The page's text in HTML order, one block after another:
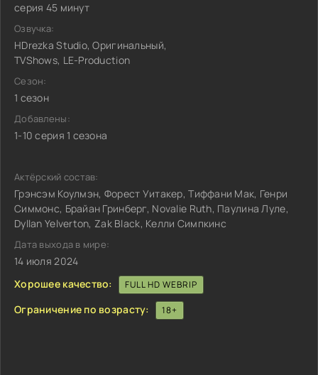
серия 45 минут
Озвучка:
HDrezka Studio, Оригинальный,
TVShows, LE-Production
Сезон:
1 сезон
Добавлены:
1-10 серия 1 сезона
Актёрский состав:
Грэнсэм Коулмэн, Форест Уитакер, Тиффани Мак, Генри
Симмонс, Брайан Гринберг, Novalie Ruth, Паулина Луле,
Dyllan Yelverton, Zak Black, Келли Симпкинс
Дата выхода в мире:
14 июля 2024
Хорошее качество:
FULL HD WEBRIP
Ограничение по возрасту: 18+